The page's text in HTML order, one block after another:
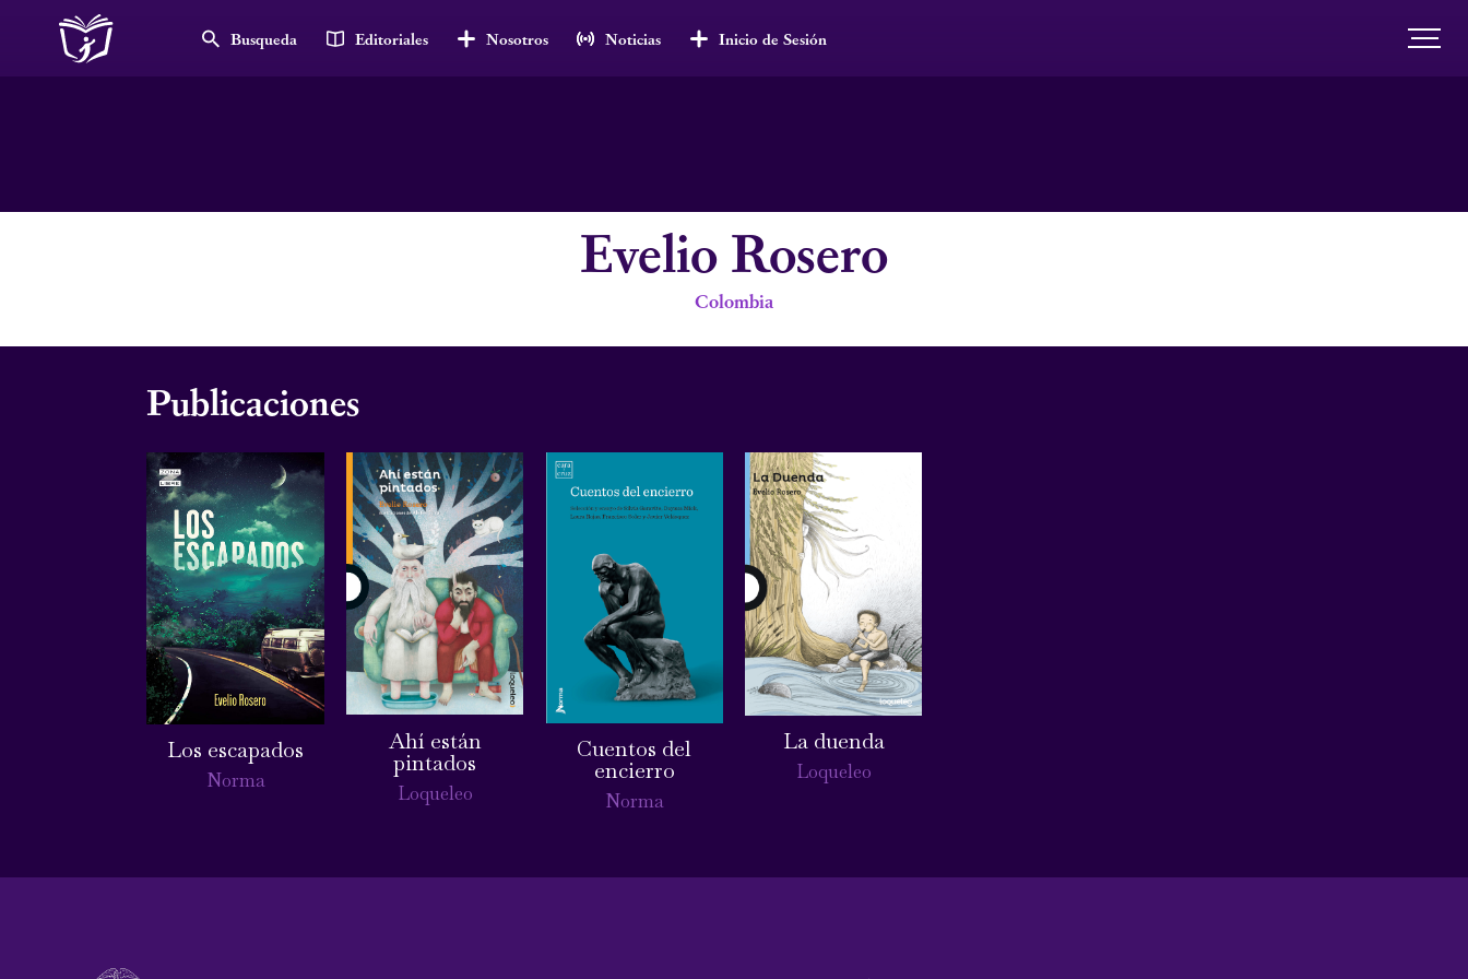
Busqueda Editoriales Nosotros Noticias Inicio de Sesión
Evelio Rosero
Colombia
Publicaciones
Los escapados
Norma
Ahí están
pintados
Loqueleo
Cuentos del
encierro
Norma
La duenda
Loqueleo